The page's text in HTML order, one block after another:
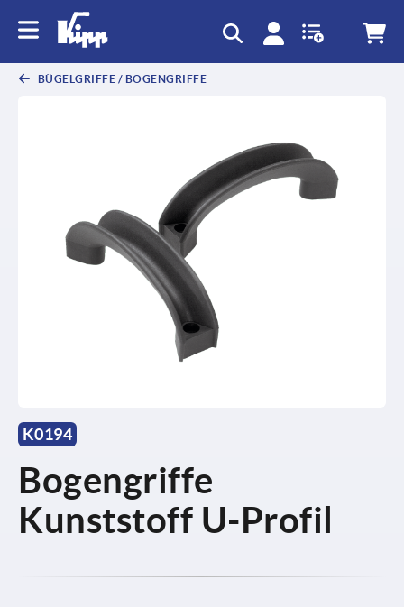
BÜGELGRIFFE / BOGENGRIFFE
K0194
Bogengriffe
Kunststoff U-Profil